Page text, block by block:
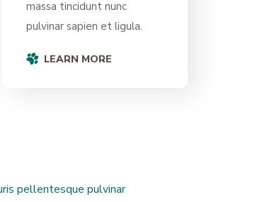
massa tincidunt nunc
pulvinar sapien et ligula.
LEARN MORE
pellentesque pulvinar